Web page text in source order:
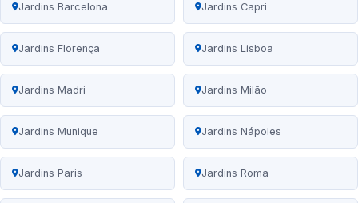
Jardins Barcelona Jardins Capri
Jardins Florença Jardins Lisboa
Jardins Madri Jardins Milão
Jardins Munique Jardins Nápoles
Jardins Paris Jardins Roma